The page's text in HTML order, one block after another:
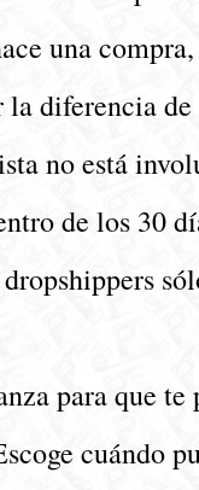
una
diferencia
no está
de los
para que